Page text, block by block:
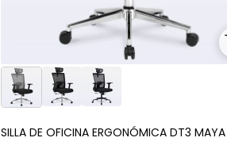
SILLA DE OFICINA ERGONÓMICA DT3 MAYA